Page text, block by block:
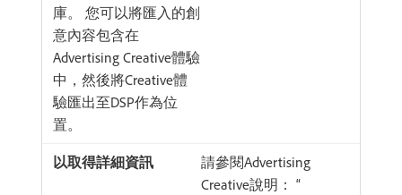
庫。 您可以將匯入的創
意內容包含在
Advertising Creative體驗
中，然後將Creative體
驗匯出至DSP作為位
置。
請參閱Advertising
Creative說明： “